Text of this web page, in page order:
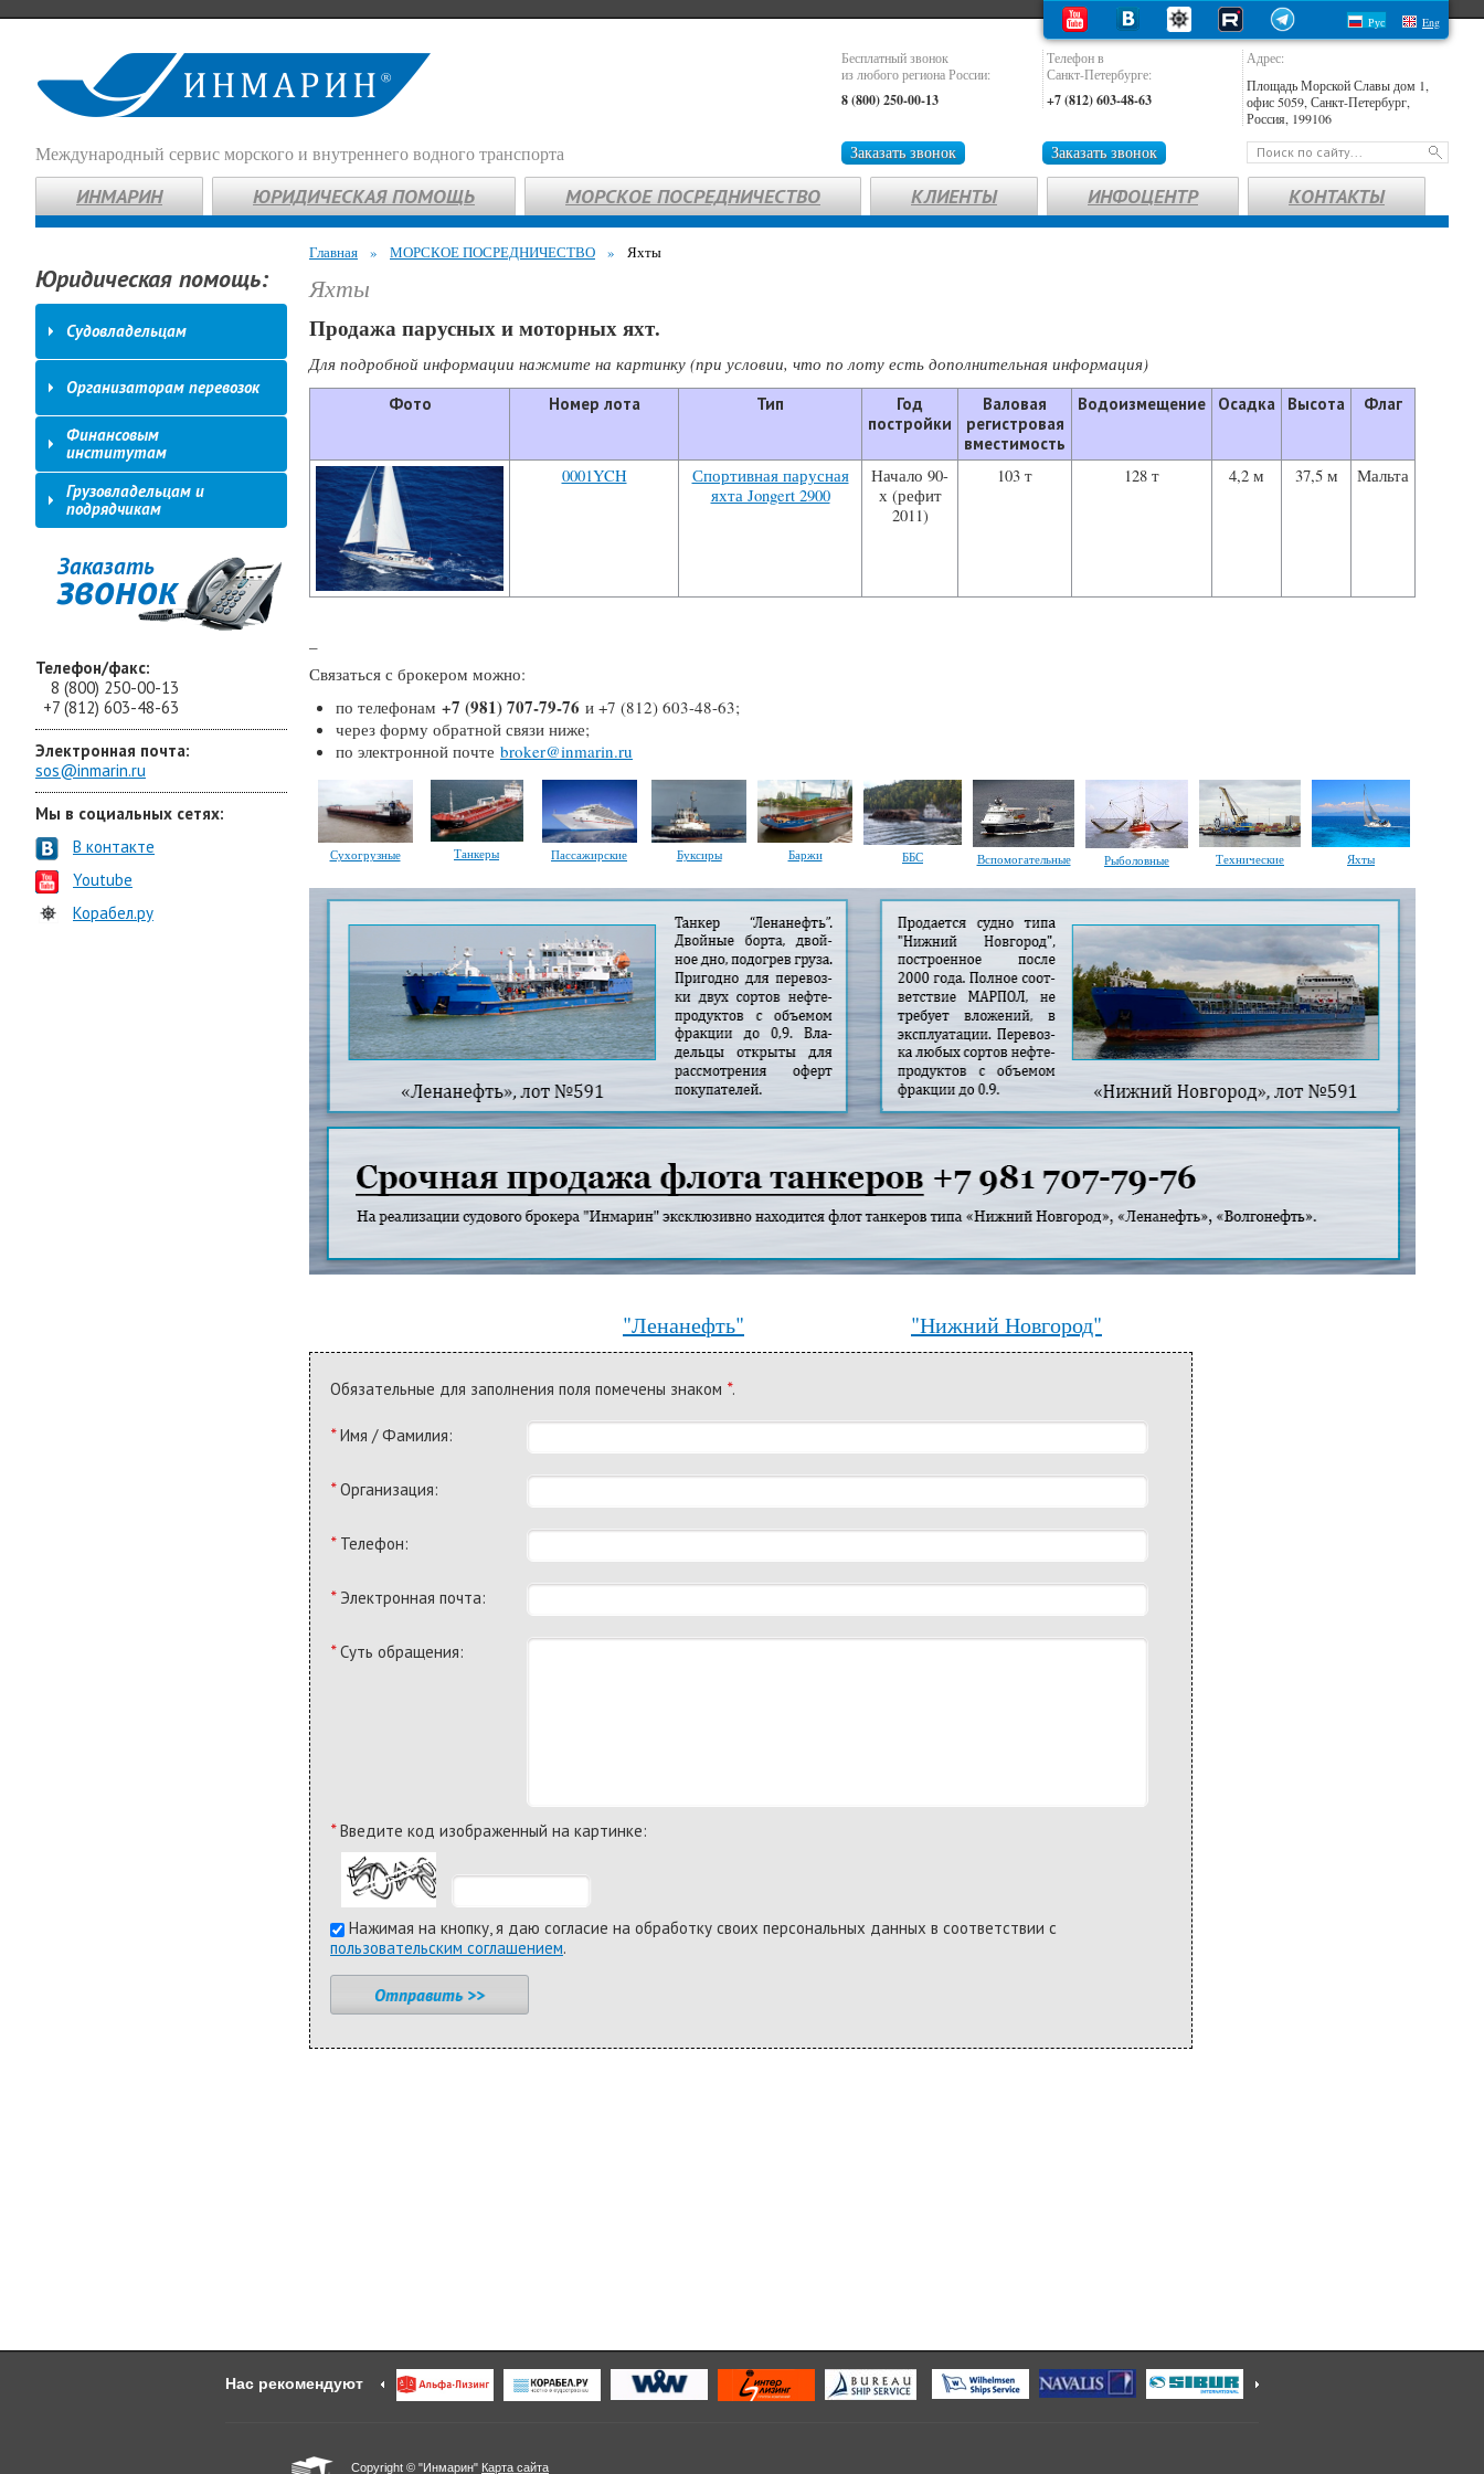
Рус Eng
Бесплатный звонок
из любого региона России:
8 (800) 250-00-13
Телефон в
Санкт-Петербурге:
+7 (812) 603-48-63
Адрес:
Площадь Морской Славы дом 1,
офис 5059, Санкт-Петербург,
Россия, 199106
Международный сервис морского и внутреннего водного транспорта Заказать звонок Заказать звонок
ИНМАРИН ЮРИДИЧЕСКАЯ ПОМОЩЬ МОРСКОЕ ПОСРЕДНИЧЕСТВО КЛИЕНТЫ ИНФОЦЕНТР КОНТАКТЫ
Главная » МОРСКОЕ ПОСРЕДНИЧЕСТВО » Яхты
Яхты
Продажа парусных и моторных яхт.
Для подробной информации нажмите на картинку (при условии, что по лоту есть дополнительная информация)
Фото Номер лота Тип
Год
постройки
Валовая
регистровая
вместимость
Водоизмещение Осадка Высота Флаг
0001YCH
Спортивная парусная
яхта Jongert 2900
Начало 90-
х (рефит
2011)
103 т 128 т 4,2 м 37,5 м Мальта
Связаться с брокером можно:
по телефонам +7 (981) 707-79-76 и +7 (812) 603-48-63;
через форму обратной связи ниже;
по электронной почте broker@inmarin.ru
Сухогрузные Танкеры Пассажирские Буксиры Баржи ББС Вспомогательные Рыболовные Технические Яхты
"Ленанефть" "Нижний Новгород"
Обязательные для заполнения поля помечены знаком *.
*Имя / Фамилия:
*Организация:
* Телефон:
* Электронная почта:
*Суть обращения:
*Введите код изображенный на картинке:
Нажимая на кнопку, я даю согласие на обработку своих персональных данных в соответствии с
пользовательским соглашением.
Юридическая помощь:
Судовладельцам
Организаторам перевозок
Финансовым
институтам
Грузовладельцам и
подрядчикам
Заказать
звонок
Телефон/факс:
8 (800) 250-00-13
+7 (812) 603-48-63
Электронная почта:
sos@inmarin.ru
Мы в социальных сетях:
В контакте
Youtube
Корабел.ру
Нас рекомендуют
Copyright © "Инмарин" Карта сайта